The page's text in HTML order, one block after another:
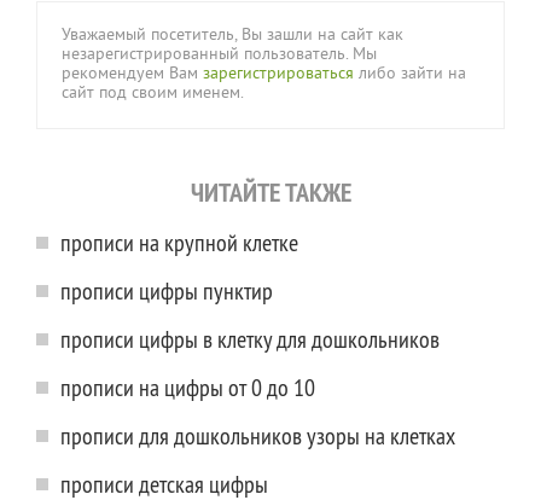
Уважаемый посетитель, Вы зашли на сайт как
незарегистрированный пользователь. Мы
рекомендуем Вам зарегистрироваться либо зайти на
сайт под своим именем.
ЧИТАЙТЕ ТАКЖЕ
прописи на крупной клетке
прописи цифры пунктир
прописи цифры в клетку для дошкольников
прописи на цифры от 0 до 10
прописи для дошкольников узоры на клетках
прописи детская цифры